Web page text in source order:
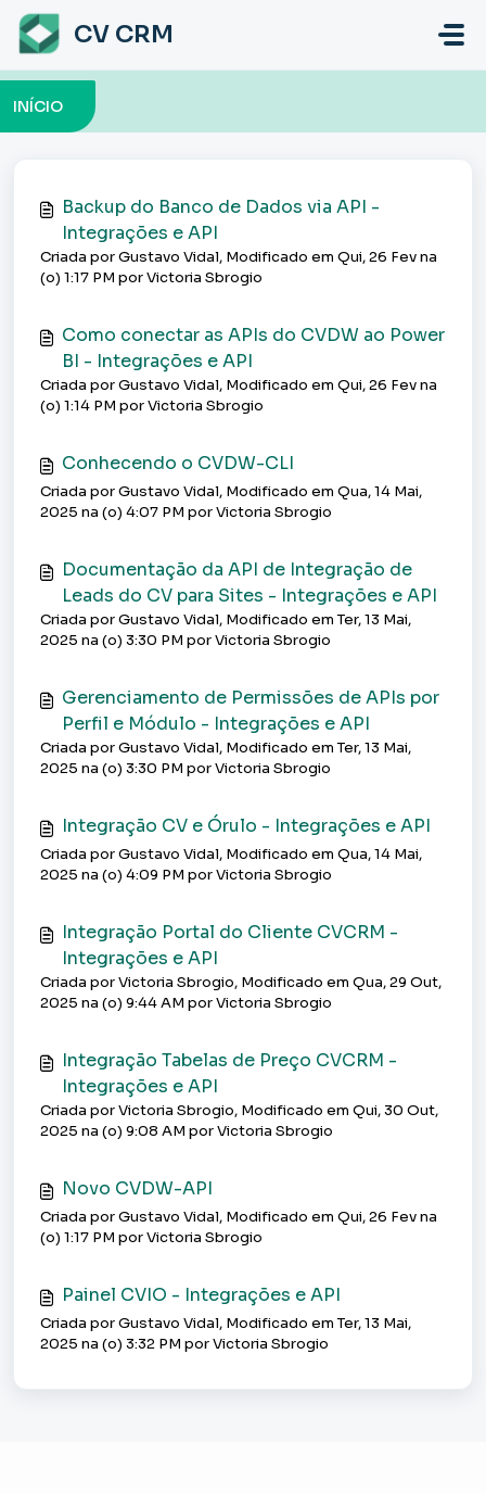
Ir para o conteúdo principal
CV CRM
INÍCIO
Backup do Banco de Dados via API -
Integrações e API
Criada por Gustavo Vidal, Modificado em Qui, 26 Fev na
(o) 1:17 PM por Victoria Sbrogio
Como conectar as APIs do CVDW ao Power
BI - Integrações e API
Criada por Gustavo Vidal, Modificado em Qui, 26 Fev na
(o) 1:14 PM por Victoria Sbrogio
Conhecendo o CVDW-CLI
Criada por Gustavo Vidal, Modificado em Qua, 14 Mai,
2025 na (o) 4:07 PM por Victoria Sbrogio
Documentação da API de Integração de
Leads do CV para Sites - Integrações e API
Criada por Gustavo Vidal, Modificado em Ter, 13 Mai,
2025 na (o) 3:30 PM por Victoria Sbrogio
Gerenciamento de Permissões de APIs por
Perfil e Módulo - Integrações e API
Criada por Gustavo Vidal, Modificado em Ter, 13 Mai,
2025 na (o) 3:30 PM por Victoria Sbrogio
Integração CV e Órulo - Integrações e API
Criada por Gustavo Vidal, Modificado em Qua, 14 Mai,
2025 na (o) 4:09 PM por Victoria Sbrogio
Integração Portal do Cliente CVCRM -
Integrações e API
Criada por Victoria Sbrogio, Modificado em Qua, 29 Out,
2025 na (o) 9:44 AM por Victoria Sbrogio
Integração Tabelas de Preço CVCRM -
Integrações e API
Criada por Victoria Sbrogio, Modificado em Qui, 30 Out,
2025 na (o) 9:08 AM por Victoria Sbrogio
Novo CVDW-API
Criada por Gustavo Vidal, Modificado em Qui, 26 Fev na
(o) 1:17 PM por Victoria Sbrogio
Painel CVIO - Integrações e API
Criada por Gustavo Vidal, Modificado em Ter, 13 Mai,
2025 na (o) 3:32 PM por Victoria Sbrogio